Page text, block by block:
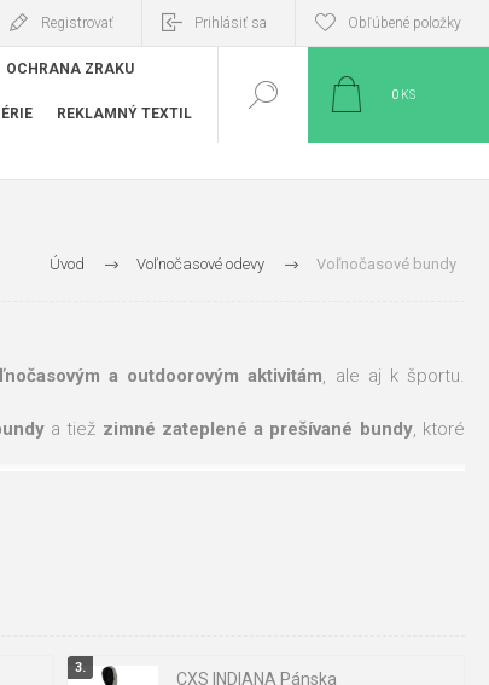
Registrovať Prihlásiť sa Obľúbené položky
OCHRANA ZRAKU
REKLAMNÝ TEXTIL
0 KS
Úvod Voľnočasové odevy Voľnočasové bundy
a outdoorovým aktivitám, ale aj k športu.
a tiež zimné zateplené a prešívané bundy, ktoré
prípade ponúka značky
CXS INDIANA Pánska